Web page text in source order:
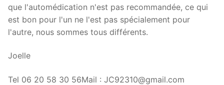
que l'automédication n'est pas recommandée, ce qui
est bon pour l'un ne l'est pas spécialement pour
l'autre, nous sommes tous différents.
Joelle
Tel 06 20 58 30 56Mail : JC92310@gmail.com